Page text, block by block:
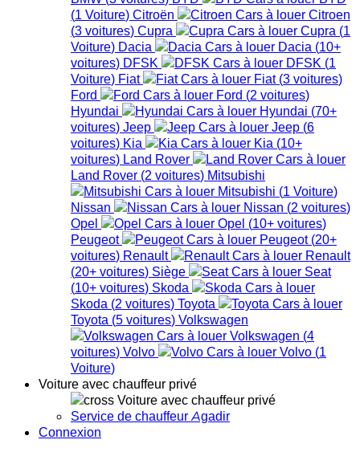
(1 Voiture) Citroën
Citroen
(3 voitures) Cupra Cupra (1
Voiture) Dacia Dacia (10+
voitures) DFSK DFSK (1
Voiture) Fiat Fiat (3 voitures)
Ford
Ford (2 voitures)
Hyundai
Hyundai (70+
voitures) Jeep Jeep (6
voitures) Kia Kia (10+
voitures) Land Rover
Land Rover (2 voitures) Mitsubishi
Mitsubishi (1 Voiture)
Nissan
Nissan (2 voitures)
Opel
Opel (10+ voitures)
Peugeot
Peugeot (20+
voitures) Renault
Renault
(20+ voitures) Siège
Seat
(10+ voitures) Skoda
Skoda (2 voitures) Toyota
Toyota (5 voitures) Volkswagen
Volkswagen (4
voitures) Volvo Volvo (1
Voiture)
Voiture avec chauffeur privé
Voiture avec chauffeur privé
Service de chauffeur Agadir
Connexion